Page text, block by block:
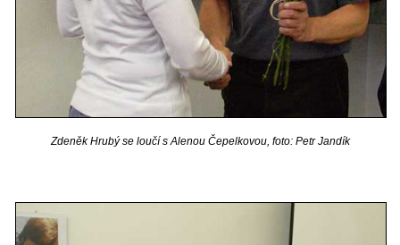
Zdeněk Hrubý se loučí s Alenou Čepelkovou, foto: Petr Jandík